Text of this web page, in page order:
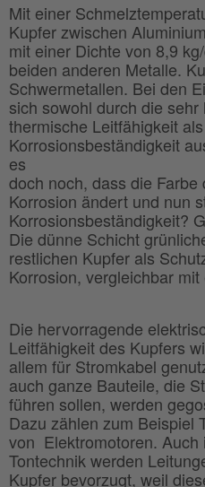
Mit einer
Kupfer zwischen
mit einer Dichte von 8,9
beiden anderen Metalle.
Schwermetallen. Bei den
sich sowohl durch die
thermische Leitfähigkeit
Korrosionsbeständigkeit
es
doch noch, dass die
Korrosion ändert und nun
Korrosionsbeständigkeit?
Die dünne Schicht
restlichen Kupfer als
Korrosion, vergleichbar
Die hervorragende
Leitfähigkeit des Kupfers
allem für Stromkabel
auch ganze Bauteile, die
führen sollen, werden
Dazu zählen zum Beispiel
von Elektromotoren. Auch
Tontechnik werden
Kupfer bevorzugt, weil